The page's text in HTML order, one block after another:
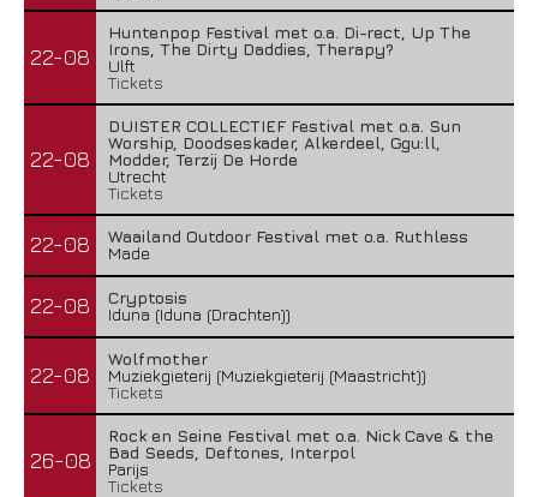
22-08
Huntenpop Festival met o.a. Di-rect, Up The
Irons, The Dirty Daddies, Therapy?
Ulft
Tickets
22-08
DUISTER COLLECTIEF Festival met o.a. Sun
Worship, Doodseskader, Alkerdeel, Ggu:ll,
Modder, Terzij De Horde
Utrecht
Tickets
22-08
Waailand Outdoor Festival met o.a. Ruthless
Made
22-08
Cryptosis
Iduna (Iduna (Drachten))
22-08
Wolfmother
Muziekgieterij (Muziekgieterij (Maastricht))
Tickets
26-08
Rock en Seine Festival met o.a. Nick Cave & the
Bad Seeds, Deftones, Interpol
Parijs
Tickets